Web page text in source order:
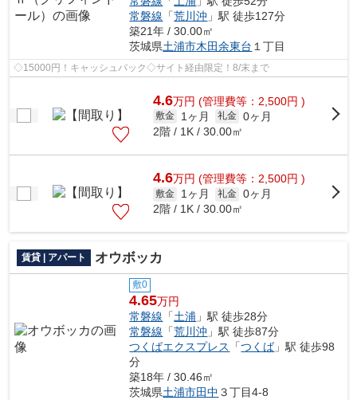
常磐線 「荒川沖 」駅 徒歩127分
築21年 / 30.00㎡
茨城県土浦市木田余東台 １丁目
◇15000円！キャッシュバック◇サイト経由限定！8/末まで
4.6万円 (管理費等：2,500円 )
敷金 1ヶ月 礼金 0ヶ月
2階 / 1K / 30.00㎡
4.6万円 (管理費等：2,500円 )
敷金 1ヶ月 礼金 0ヶ月
2階 / 1K / 30.00㎡
賃貸 | アパート オウボッカ
敷0
4.65万円
常磐線 「土浦 」駅 徒歩28分
常磐線 「荒川沖 」駅 徒歩87分
つくばエクスプレス
「つくば」駅 徒歩98
分
築18年 / 30.46㎡
茨城県土浦市田中 ３丁目4-8